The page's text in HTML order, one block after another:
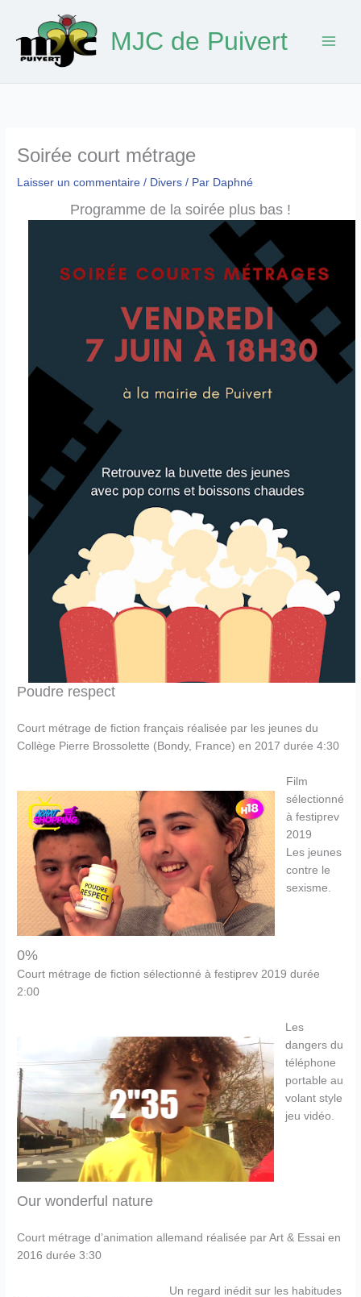
contenu
MJC de Puivert
Soirée court métrage
Laisser un commentaire / Divers / Par Daphné
Programme de la soirée plus bas !
Poudre respect
Court métrage de fiction français réalisée par les jeunes du
Collège Pierre Brossolette (Bondy, France) en 2017 durée 4:30
Film
sélectionné
à festiprev
2019
Les jeunes
contre le
sexisme.
0%
Court métrage de fiction sélectionné à festiprev 2019 durée
2:00
Les
dangers du
téléphone
portable au
volant style
jeu vidéo.
Our wonderful nature
Court métrage d’animation allemand réalisée par Art & Essai en
2016 durée 3:30
Un regard inédit sur les habitudes